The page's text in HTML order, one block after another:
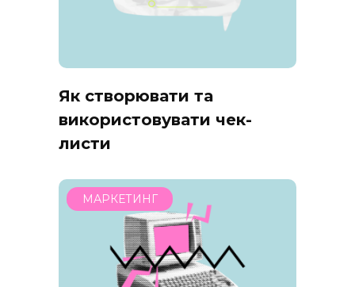
Як створювати та
використовувати чек-
листи
МАРКЕТИНГ